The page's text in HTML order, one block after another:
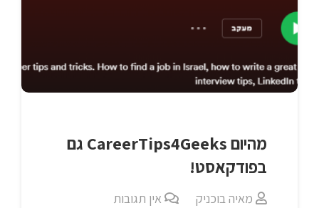
מהיום CareerTips4Geeks גם
בפודקאסט!
מאיה בוכניק אין תגובות